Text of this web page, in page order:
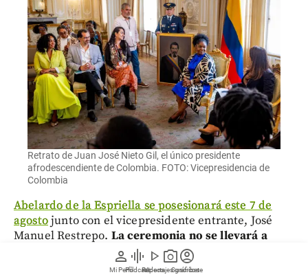
person
Mi Perfil
graphic_eq
Pódcast
play_arrow
Videos
photo_camera
Reportajes gráficos
account_circle
Suscríbete
Retrato de Juan José Nieto Gil, el único presidente
afrodescendiente de Colombia. FOTO: Vicepresidencia de
Colombia
Abelardo de la Espriella se posesionará este 7 de
agostojunto con el vicepresidente entrante, José
Manuel Restrepo. La ceremonia no se llevará a
cabo en Bogotá, sino en Cali, específicamente en la
Arena USC de la Universidad Santiago de Cali.